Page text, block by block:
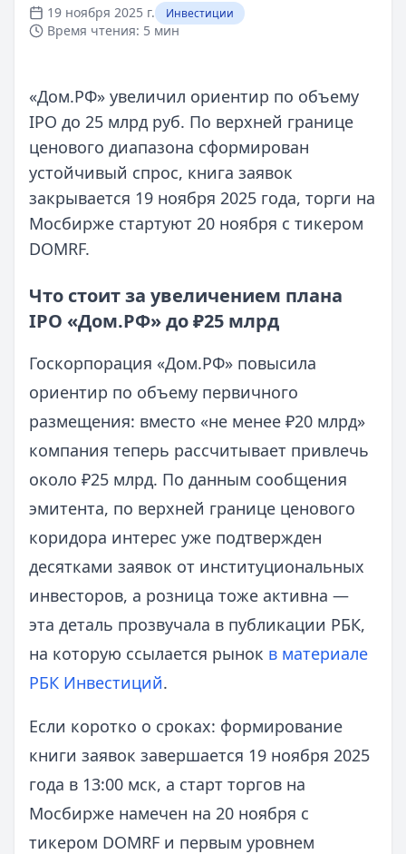
19 ноября 2025 г. Инвестиции
Время чтения: 5 мин
«Дом.РФ» увеличил ориентир по объему
IPO до 25 млрд руб. По верхней границе
ценового диапазона сформирован
устойчивый спрос, книга заявок
закрывается 19 ноября 2025 года, торги на
Мосбирже стартуют 20 ноября с тикером
DOMRF.
Что стоит за увеличением плана
IPO «Дом.РФ» до ₽25 млрд
Госкорпорация «Дом.РФ» повысила
ориентир по объему первичного
размещения: вместо «не менее ₽20 млрд»
компания теперь рассчитывает привлечь
около ₽25 млрд. По данным сообщения
эмитента, по верхней границе ценового
коридора интерес уже подтвержден
десятками заявок от институциональных
инвесторов, а розница тоже активна —
эта деталь прозвучала в публикации РБК,
на которую ссылается рынок в материале
РБК Инвестиций.
Если коротко о сроках: формирование
книги заявок завершается 19 ноября 2025
года в 13:00 мск, а старт торгов на
Мосбирже намечен на 20 ноября с
тикером DOMRF и первым уровнем